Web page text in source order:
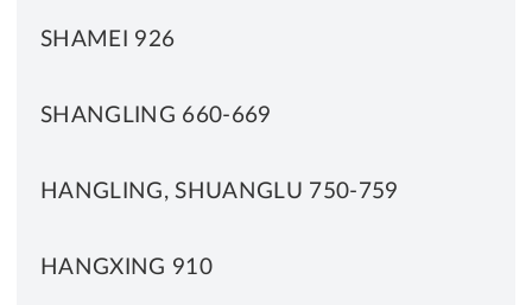
SHAMEI 926
SHANGLING 660-669
HANGLING, SHUANGLU 750-759
HANGXING 910